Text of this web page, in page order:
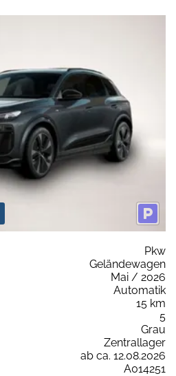
Pkw
Geländewagen
Mai / 2026
Automatik
15 km
5
Grau
Zentrallager
ab ca. 12.08.2026
A014251